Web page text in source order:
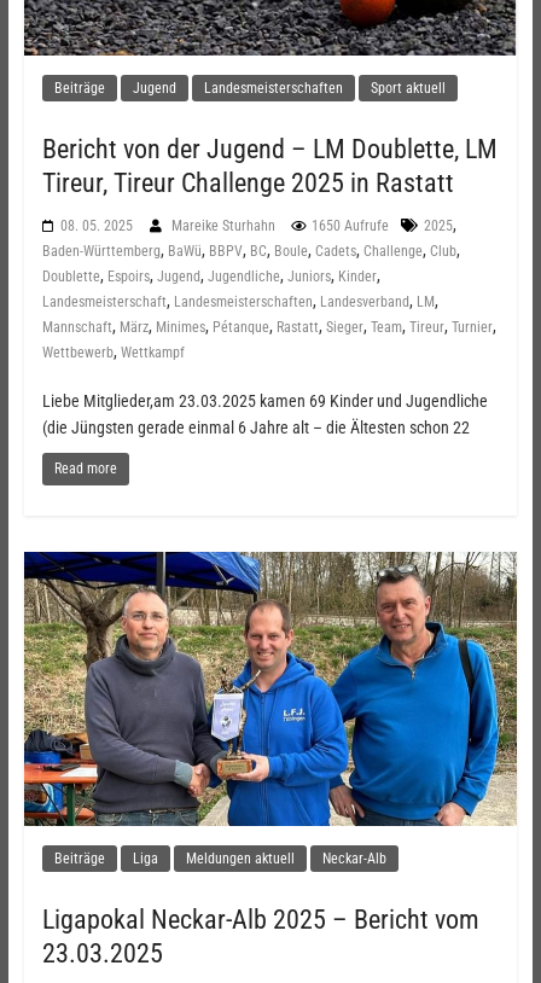
Beiträge Jugend Landesmeisterschaften Sport aktuell
Bericht von der Jugend – LM Doublette, LM
Tireur, Tireur Challenge 2025 in Rastatt
08. 05. 2025 Mareike Sturhahn 1650 Aufrufe 2025,
Baden-Württemberg, BaWü, BBPV, BC, Boule, Cadets, Challenge, Club,
Doublette, Espoirs, Jugend, Jugendliche, Juniors, Kinder,
Landesmeisterschaft, Landesmeisterschaften, Landesverband, LM,
Mannschaft, März, Minimes, Pétanque, Rastatt, Sieger, Team, Tireur, Turnier,
Wettbewerb, Wettkampf
Liebe Mitglieder,am 23.03.2025 kamen 69 Kinder und Jugendliche
(die Jüngsten gerade einmal 6 Jahre alt – die Ältesten schon 22
Read more
Beiträge Liga Meldungen aktuell Neckar-Alb
Ligapokal Neckar-Alb 2025 – Bericht vom
23.03.2025